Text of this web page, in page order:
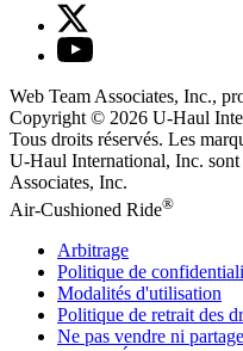
Web Team Associates, Inc.,
Copyright © 2026 U-Haul
Tous droits réservés. Les
U-Haul International, Inc. sont
Associates, Inc.
Air-Cushioned Ride®
Arbitrage
Politique de
Modalités d'utilisation
Politique de retrait des
Ne pas vendre ni